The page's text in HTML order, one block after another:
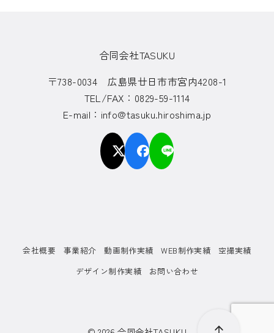
合同会社TASUKU
〒738-0034 広島県廿日市市宮内4208-1
TEL/FAX：0829-59-1114
E-mail：info@tasuku.hiroshima.jp
会社概要 事業紹介 動画制作実績 WEB制作実績
空撮実績
デザイン制作実績
お問い合わせ